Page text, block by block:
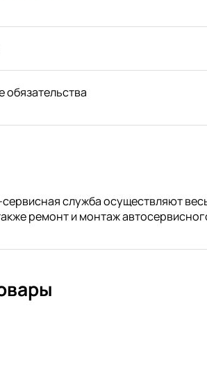
служба осуществляют
также ремонт и монтаж